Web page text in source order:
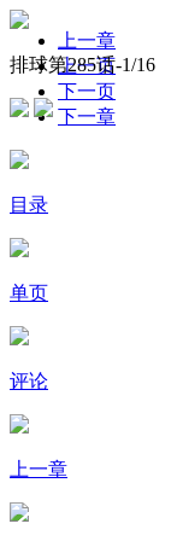
排球第285话-1/16
上一章
上一页
下一页
下一章
目录
单页
评论
上一章